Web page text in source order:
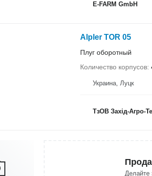
E-FARM GmbH
Alpler TOR 05
Плуг оборотный
Количество корпусов
Украина, Луцк
ТзОВ Захід-Агро-
Делайте